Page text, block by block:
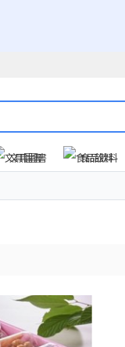
文具圖書 食品飲料